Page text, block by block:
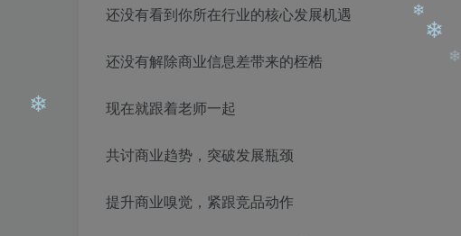
还没有看到你所在行业的核心发展机遇
还没有解除商业信息差带来的桎梏
现在就跟着老师一起
共讨商业趋势，突破发展瓶颈
提升商业嗅觉，紧跟竞品动作
❄